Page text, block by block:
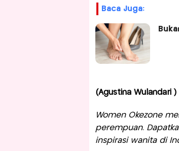
Baca Juga:
(Agustina Wulandari )
Women Okezone
perempuan.
inspirasi wanita di